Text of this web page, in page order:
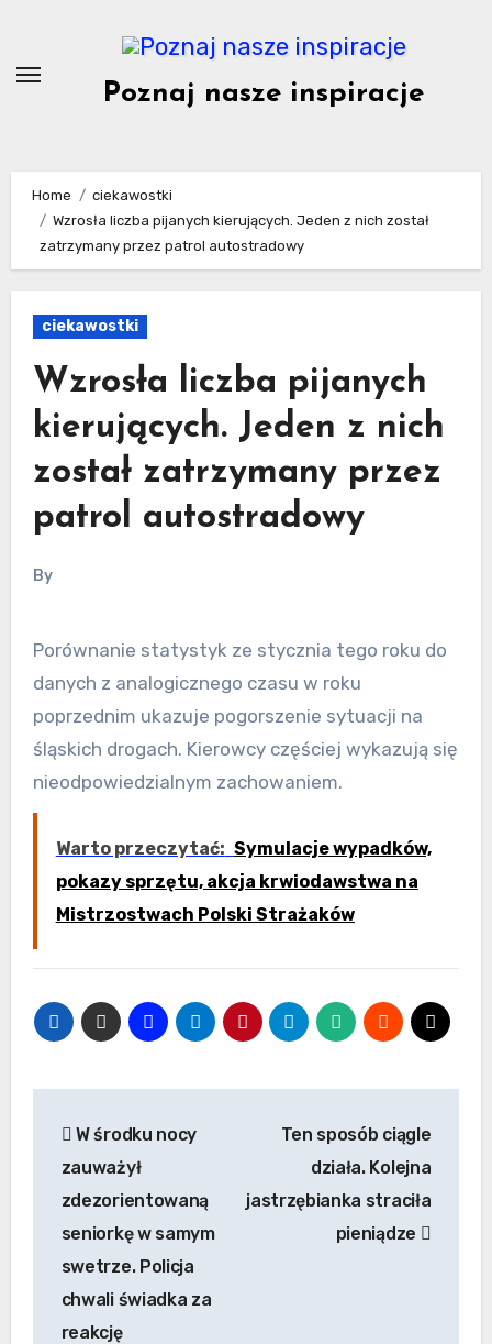
content
Poznaj nasze inspiracje
Home
ciekawostki
Wzrosła liczba pijanych kierujących. Jeden z nich został
zatrzymany przez patrol autostradowy
ciekawostki
Wzrosła liczba pijanych
kierujących. Jeden z nich
został zatrzymany przez
patrol autostradowy
By
Porównanie statystyk ze stycznia tego roku do
danych z analogicznego czasu w roku
poprzednim ukazuje pogorszenie sytuacji na
śląskich drogach. Kierowcy częściej wykazują się
nieodpowiedzialnym zachowaniem.
Warto przeczytać: Symulacje wypadków,
pokazy sprzętu, akcja krwiodawstwa na
Mistrzostwach Polski Strażaków
wpisu
W środku nocy
zauważył
zdezorientowaną
seniorkę w samym
swetrze. Policja
chwali świadka za
reakcję
Ten sposób ciągle
działa. Kolejna
jastrzębianka straciła
pieniądze